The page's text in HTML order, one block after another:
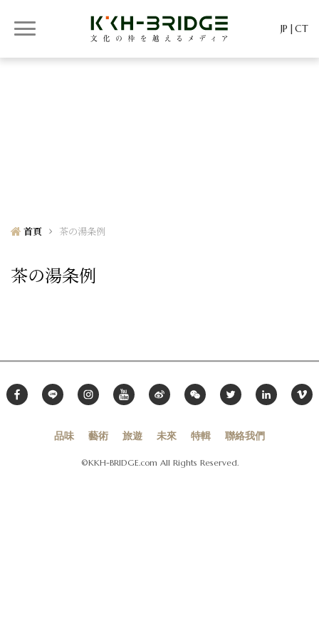
JP CT
首頁 茶の湯条例
茶の湯条例
品味 藝術 旅遊 未來 特輯 聯絡我們
©KKH-BRIDGE.com All Rights Reserved.